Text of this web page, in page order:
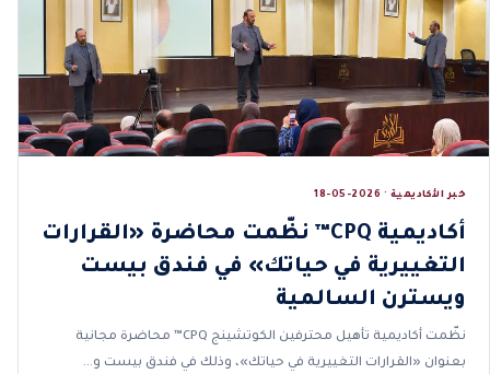
خبر الأكاديمية · 2026-05-18
أكاديمية CPQ™ نظّمت محاضرة «القرارات
التغييرية في حياتك» في فندق بيست
ويسترن السالمية
نظّمت أكاديمية تأهيل محترفين الكوتشينج CPQ™ محاضرة مجانية
بعنوان «القرارات التغييرية في حياتك»، وذلك في فندق بيست و…